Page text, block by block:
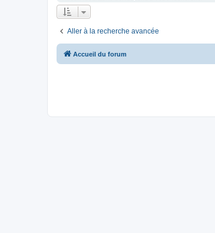
Aller à la recherche avancée
Accueil du forum